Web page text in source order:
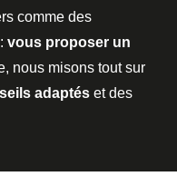
comme des
vous proposer un
nous misons tout sur
adaptés et des